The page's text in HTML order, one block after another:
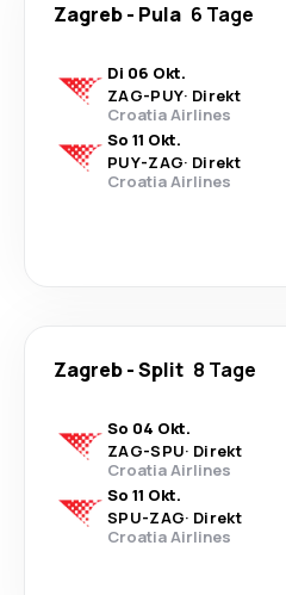
Zagreb- Pula 6 Tage
Di 06 Okt.
ZAG-PUY· Direkt
Croatia Airlines
So 11 Okt.
PUY-ZAG· Direkt
Croatia Airlines
Zagreb-Split 8 Tage
So 04 Okt.
ZAG-SPU· Direkt
Croatia Airlines
So 11 Okt.
SPU-ZAG· Direkt
Croatia Airlines